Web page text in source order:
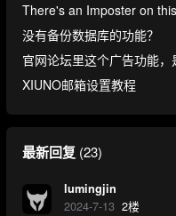
There's an Imposter on
没有备份数据库的功能？
官网论坛里这个广告功能
XIUNO邮箱设置教程
最新回复(23)
lumingjin
2024-7-13 2楼